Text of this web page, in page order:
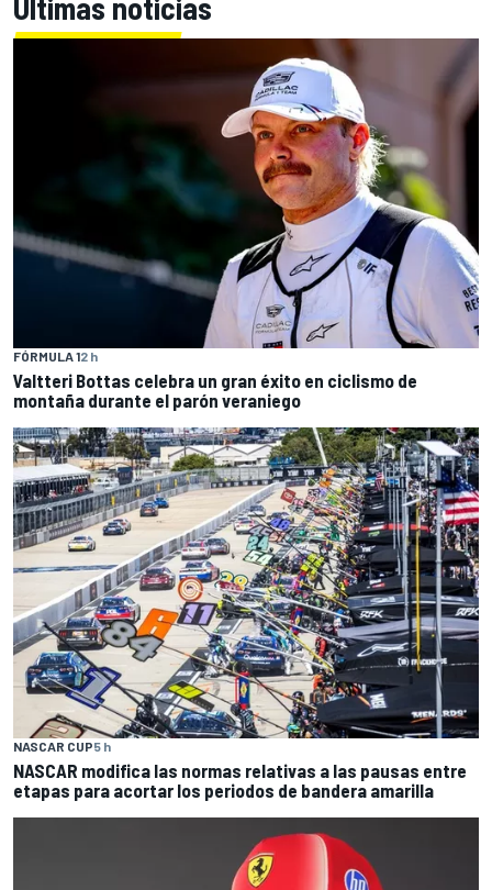
Últimas noticias
FÓRMULA 12 h
Valtteri Bottas celebra un gran éxito en ciclismo de
montaña durante el parón veraniego
NASCAR CUP5 h
NASCAR modifica las normas relativas a las pausas entre
etapas para acortar los periodos de bandera amarilla